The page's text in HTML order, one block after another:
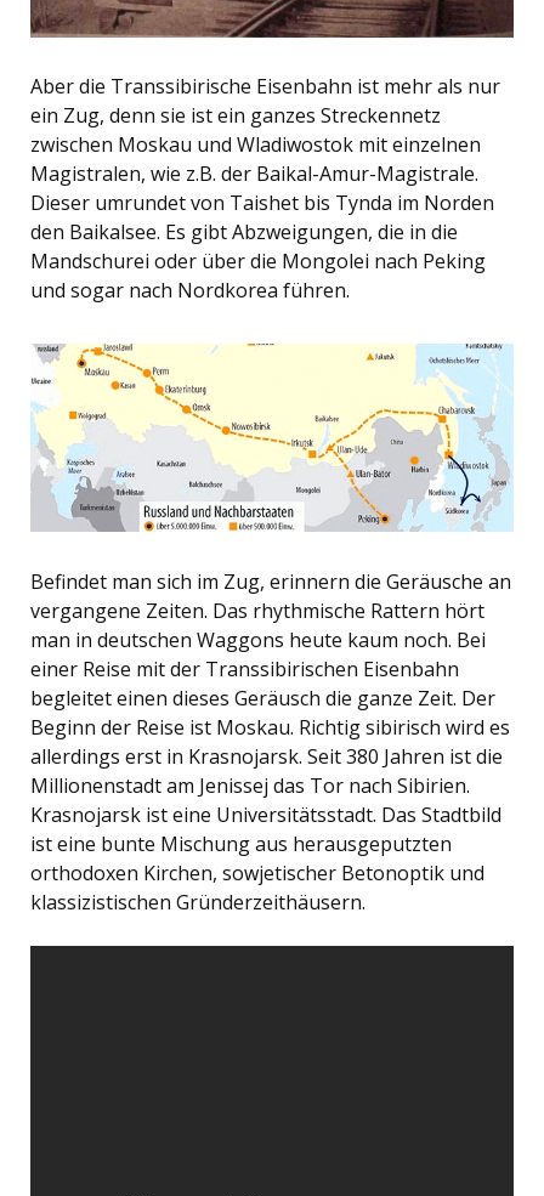
Aber die Transsibirische Eisenbahn ist mehr als nur
ein Zug, denn sie ist ein ganzes Streckennetz
zwischen Moskau und Wladiwostok mit einzelnen
Magistralen, wie z.B. der Baikal-Amur-Magistrale.
Dieser umrundet von Taishet bis Tynda im Norden
den Baikalsee. Es gibt Abzweigungen, die in die
Mandschurei oder über die Mongolei nach Peking
und sogar nach Nordkorea führen.
Befindet man sich im Zug, erinnern die Geräusche an
vergangene Zeiten. Das rhythmische Rattern hört
man in deutschen Waggons heute kaum noch. Bei
einer Reise mit der Transsibirischen Eisenbahn
begleitet einen dieses Geräusch die ganze Zeit. Der
Beginn der Reise ist Moskau. Richtig sibirisch wird es
allerdings erst in Krasnojarsk. Seit 380 Jahren ist die
Millionenstadt am Jenissej das Tor nach Sibirien.
Krasnojarsk ist eine Universitätsstadt. Das Stadtbild
ist eine bunte Mischung aus herausgeputzten
orthodoxen Kirchen, sowjetischer Betonoptik und
klassizistischen Gründerzeithäusern.